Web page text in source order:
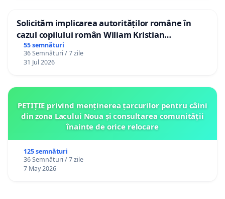
Solicităm implicarea autorităților române în
cazul copilului român Wiliam Kristian
Gheorghe, aflat în plasament în Danemarca de
12 ani
55 semnături
36 Semnături / 7 zile
31 Jul 2026
PETIȚIE privind menținerea țarcurilor pentru câini
din zona Lacului Noua și consultarea comunității
înainte de orice relocare
125 semnături
36 Semnături / 7 zile
7 May 2026